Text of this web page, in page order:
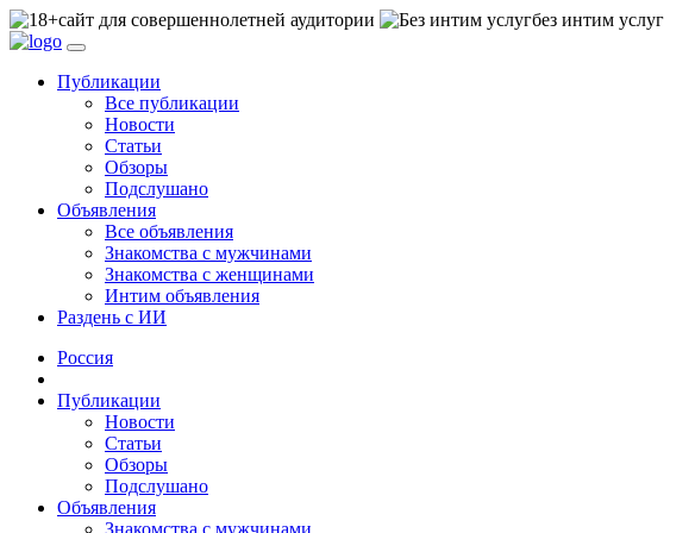
сайт для совершеннолетней аудитории без интим услуг
Публикации
Все публикации
Новости
Статьи
Обзоры
Подслушано
Объявления
Все объявления
Знакомства с мужчинами
Знакомства с женщинами
Интим объявления
Раздень с ИИ
Россия
Публикации
Новости
Статьи
Обзоры
Подслушано
Объявления
Знакомства с мужчинами